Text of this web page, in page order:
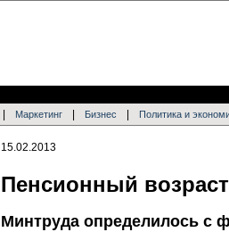
Маркетинг Бизнес Политика и
15.02.2013
Пенсионный
Минтруда определилось с